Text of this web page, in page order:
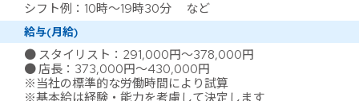
シフト例：10時～19時30分 など
給与(月給)
● スタイリスト：291,000円～378,000円
● 店長：373,000円～430,000円
※当社の標準的な労働時間により試算
※基本給は経験・能力を考慮して決定します